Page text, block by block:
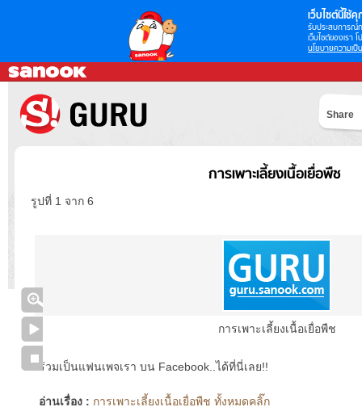
เว็บไซต์นี้ใช้คุ
รับประสบการณ์
เว็บไซต์ของเรา
นโยบายความเป็
Share
การเพาะเลี้ยงเนื้อเยื่อพืช
รูปที่ 1 จาก 6
การเพาะเลี้ยงเนื้อเยื่อพืช
ร่วมเป็นแฟนเพจเรา บน Facebook..ได้ที่นี่เลย!!
อ่านเรื่อง : การเพาะเลี้ยงเนื้อเยื่อพืช ทั้งหมดคลิ๊ก